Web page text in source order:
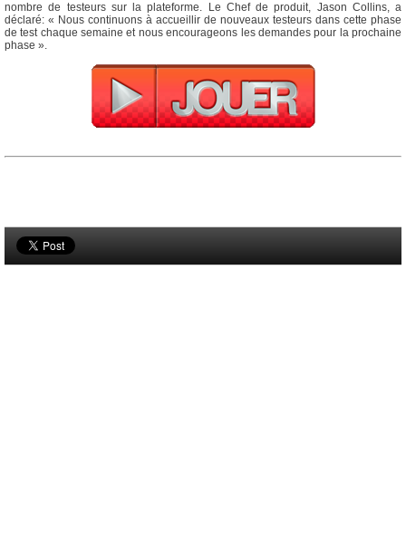
nombre de testeurs sur la plateforme. Le Chef de produit, Jason Collins, a
déclaré: « Nous continuons à accueillir de nouveaux testeurs dans cette phase
de test chaque semaine et nous encourageons les demandes pour la prochaine
phase ».